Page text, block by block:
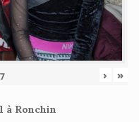
› »
à Ronchin